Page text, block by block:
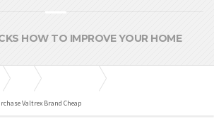
HOW TO IMPROVE YOUR HOME
Valtrex Brand Cheap